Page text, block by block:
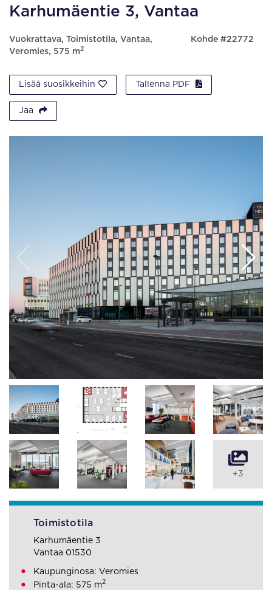
Karhumäentie 3, Vantaa
Vuokrattava, Toimistotila, Vantaa,
Veromies, 575 m2
Kohde #22772
Lisää suosikkeihin Tallenna PDF
Jaa
+3
Toimistotila
Karhumäentie 3
Vantaa 01530
Kaupunginosa: Veromies
Pinta-ala: 575 m2